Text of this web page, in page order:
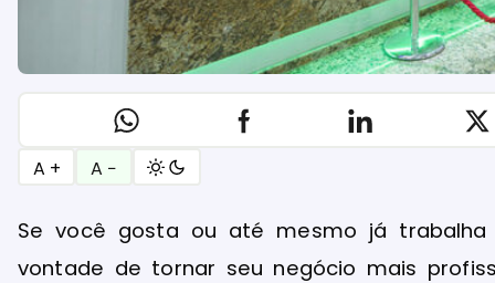
A + A −
Se você gosta ou até mesmo já
vontade de tornar seu negócio mais